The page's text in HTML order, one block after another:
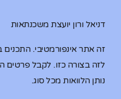
דניאל ורון יועצת משכנתאות
זה אתר אינפורמטיבי.
לזה בצורה כזו. לקבל פרטים
נותן הלוואות מכל סוג.